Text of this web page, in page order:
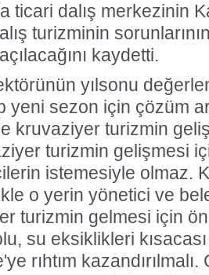
ticari dalış merkezinin
turizminin
kaydetti.
yılsonu
yeni sezon için çözüm
kruvaziyer turizmin
turizmin gelişmesi
istemesiyle olmaz.
o yerin yönetici ve
turizmin gelmesi için
su eksiklikleri
rıhtım